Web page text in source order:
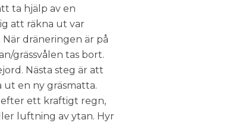
ta hjälp av en
att räkna ut var
dräneringen är på
grässvålen tas bort.
Nästa steg är att
ut en ny gräsmatta.
ett kraftigt regn,
luftning av ytan. Hyr